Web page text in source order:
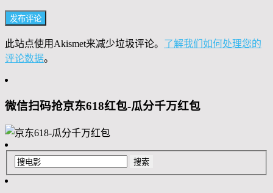
此站点使用Akismet来减少垃圾评论。 了解我们如何处理您的
评论数据。
微信扫码抢京东618红包-瓜分千万红包